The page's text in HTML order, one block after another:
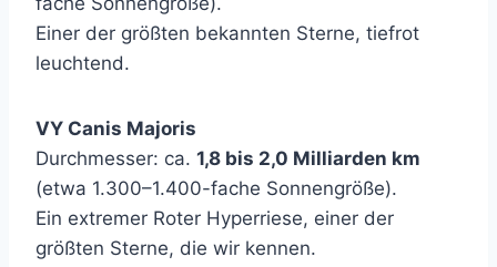
Einer der größten bekannten Sterne, tiefrot
leuchtend.
VY Canis Majoris
Durchmesser: ca. 1,8 bis 2,0 Milliarden km
(etwa 1.300–1.400-fache Sonnengröße).
Ein extremer Roter Hyperriese, einer der
größten Sterne, die wir kennen.